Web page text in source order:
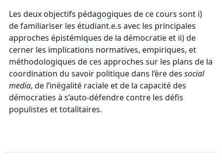
Les deux objectifs pédagogiques de ce cours sont i)
de familiariser les étudiant.e.s avec les principales
approches épistémiques de la démocratie et ii) de
cerner les implications normatives, empiriques, et
méthodologiques de ces approches sur les plans de la
coordination du savoir politique dans l’ère des social
media, de l’inégalité raciale et de la capacité des
démocraties à s’auto-défendre contre les défis
populistes et totalitaires.